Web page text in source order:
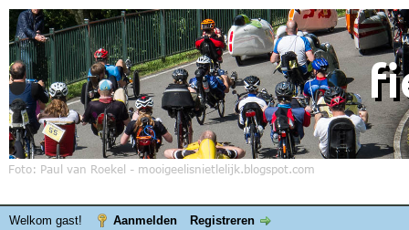
Welkom gast! Aanmelden Registreren